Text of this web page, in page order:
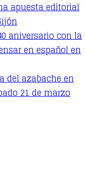
apuesta editorial
aniversario con la
en español en
del azabache en
21 de marzo